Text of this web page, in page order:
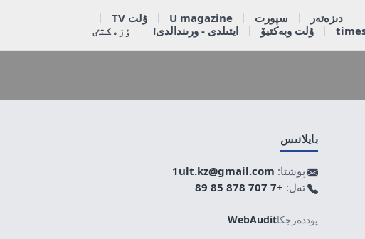
دىزەتەر سپورت U magazine
ۇلت TV
ۇلت وبەكتيۆ ايتىلدى - ورىندالدى! ٶزەكتٸ
بايلانىس
پوشتا: 1ult.kz@gmail.com
تەل: +7 707 878 85 89
پوددەرجكاWebAudit